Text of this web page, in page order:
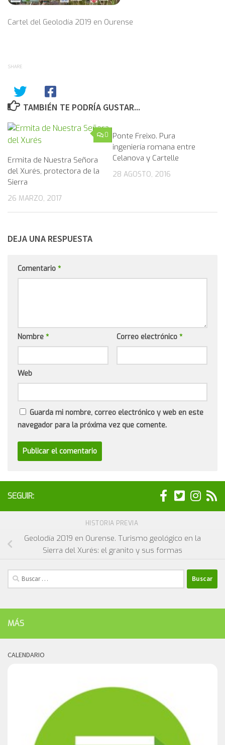
Cartel del Geolodía 2019 en Ourense
SHARE
TAMBIÉN TE PODRÍA GUSTAR...
0
Ermita de Nuestra Señora
del Xurés, protectora de la
Sierra
26 MARZO, 2017
Ponte Freixo. Pura
ingeniería romana entre
Celanova y Cartelle
28 AGOSTO, 2016
DEJA UNA RESPUESTA
Comentario *
Nombre * Correo electrónico *
Web
Guarda mi nombre, correo electrónico y web en este
navegador para la próxima vez que comente.
SEGUIR:
HISTORIA PREVIA
Geolodía 2019 en Ourense. Turismo geológico en la
Sierra del Xurés: el granito y sus formas
Buscar:
MÁS
CALENDARIO